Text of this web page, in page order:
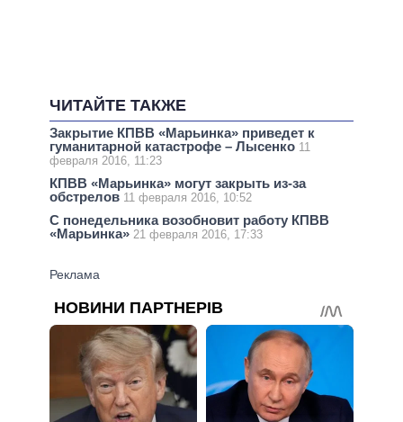
ЧИТАЙТЕ ТАКЖЕ
Закрытие КПВВ «Марьинка» приведет к
гуманитарной катастрофе – Лысенко 11
февраля 2016, 11:23
КПВВ «Марьинка» могут закрыть из-за
обстрелов 11 февраля 2016, 10:52
С понедельника возобновит работу КПВВ
«Марьинка» 21 февраля 2016, 17:33